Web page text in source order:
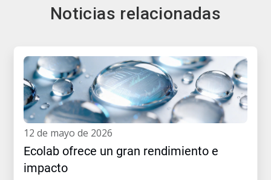
Noticias relacionadas
12 de mayo de 2026
Ecolab ofrece un gran rendimiento e
impacto